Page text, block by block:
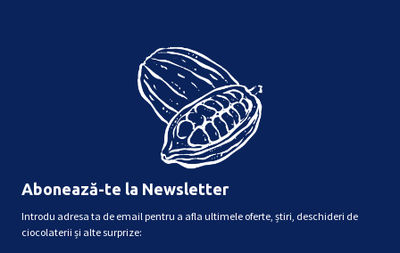
Abonează-te la Newsletter
Introdu adresa ta de email pentru a afla ultimele oferte, știri, deschideri de
ciocolaterii și alte surprize: